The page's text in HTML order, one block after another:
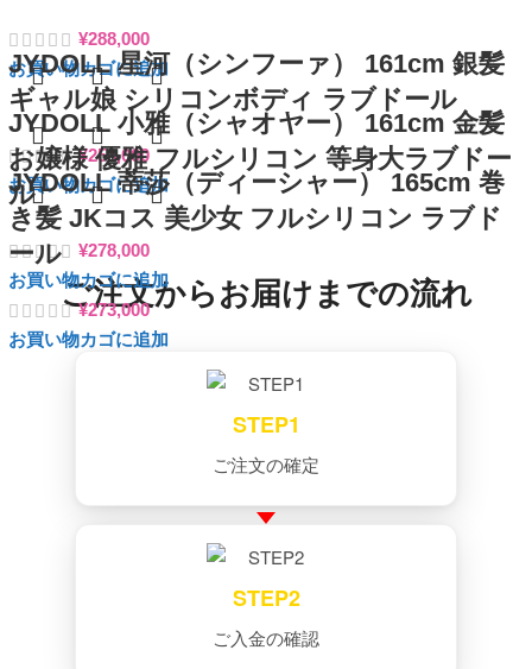
¥288,000
お買い物カゴに追加
JYDOLL 星河（シンフーァ） 161cm 銀髪
ギャル娘 シリコンボディ ラブドール
¥253,000
お買い物カゴに追加
JYDOLL 小雅（シャオヤー） 161cm 金髪
お嬢様 優雅 フルシリコン 等身大ラブドー
ル
¥278,000
お買い物カゴに追加
JYDOLL 蒂莎（ディーシャー） 165cm 巻
き髪 JKコス 美少女 フルシリコン ラブド
ール
¥273,000
お買い物カゴに追加
ご注文からお届けまでの流れ
STEP1
ご注文の確定
STEP2
ご入金の確認